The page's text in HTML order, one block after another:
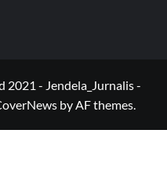
- Jendela_Jurnalis -
by AF themes.